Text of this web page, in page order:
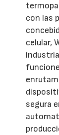
con las
celular,
segura